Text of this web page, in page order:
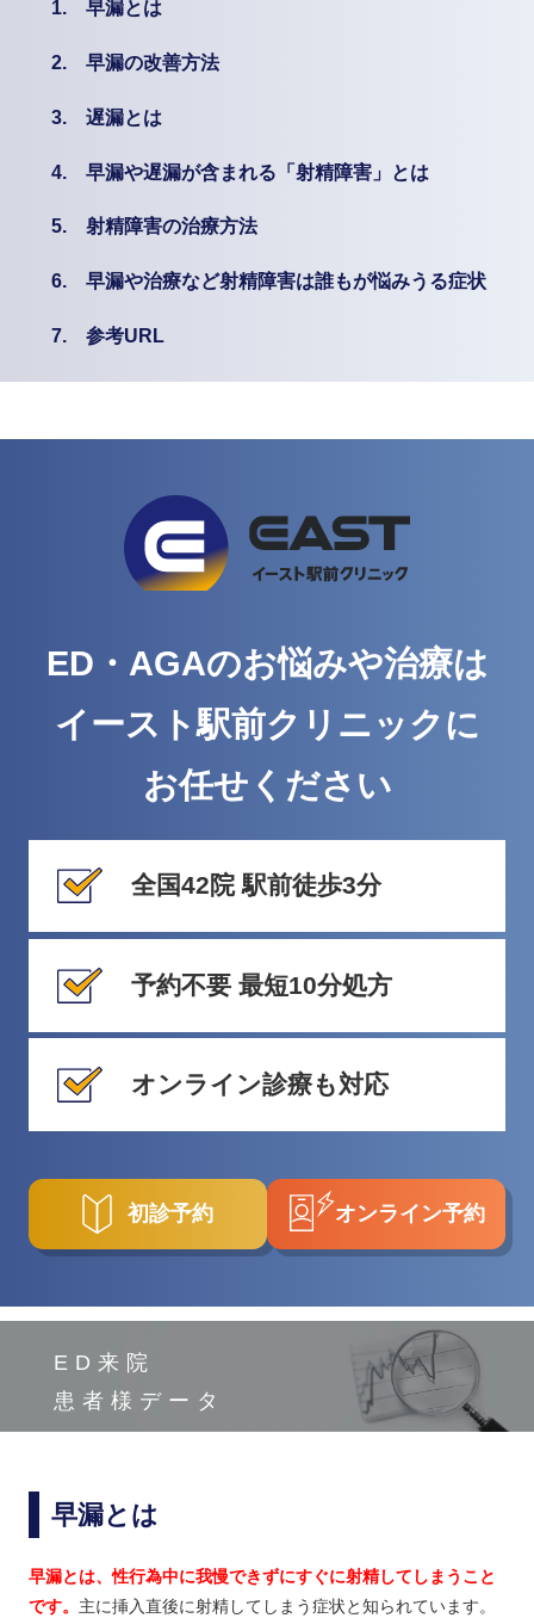
1. 早漏とは
2. 早漏の改善方法
3. 遅漏とは
4. 早漏や遅漏が含まれる「射精障害」とは
5. 射精障害の治療方法
6. 早漏や治療など射精障害は誰もが悩みうる症状
7. 参考URL
ED・AGAのお悩みや治療は
イースト駅前クリニックに
お任せください
全国42院 駅前徒歩3分
予約不要 最短10分処方
オンライン診療も対応
初診予約 オンライン予約
ED来院
患者様データ
早漏とは
早漏とは、性行為中に我慢できずにすぐに射精してしまうこと
です。 主に挿入直後に射精してしまう症状と知られています。